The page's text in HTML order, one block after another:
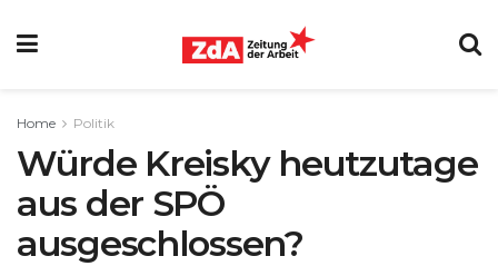
Home Politik
Würde Kreisky heutzutage
aus der SPÖ
ausgeschlossen?